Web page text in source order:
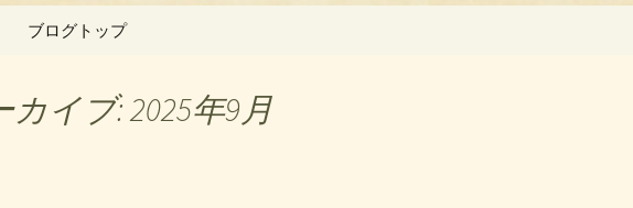
ブログトップ
カイブ: 2025年9月